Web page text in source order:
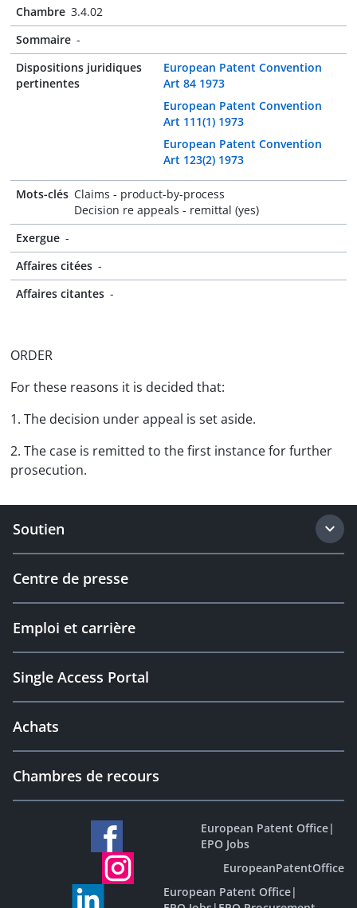
Chambre 3.4.02
Sommaire -
Dispositions juridiques
pertinentes
European Patent Convention
Art 84 1973
European Patent Convention
Art 111(1) 1973
European Patent Convention
Art 123(2) 1973
Mots-clés Claims - product-by-process
Decision re appeals - remittal (yes)
Exergue -
Affaires citées -
Affaires citantes -
ORDER
For these reasons it is decided that:
1. The decision under appeal is set aside.
2. The case is remitted to the first instance for further
prosecution.
Soutien
Centre de presse
Emploi et carrière
Single Access Portal
Achats
Chambres de recours
European Patent Office|
EPO Jobs
EuropeanPatentOffice
European Patent Office|